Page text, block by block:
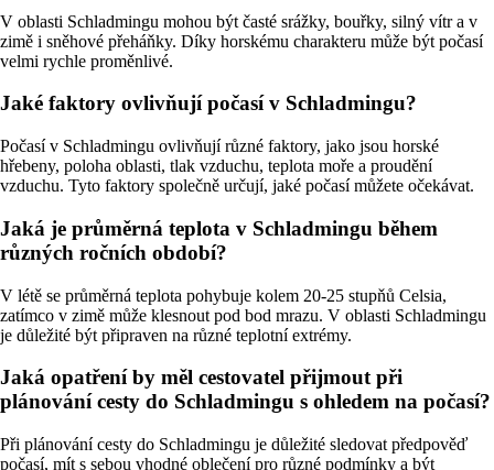
V oblasti Schladmingu mohou být časté srážky, bouřky, silný vítr a v
zimě i sněhové přeháňky. Díky horskému charakteru může být počasí
velmi rychle proměnlivé.
Jaké faktory ovlivňují počasí v Schladmingu?
Počasí v Schladmingu ovlivňují různé faktory, jako jsou horské
hřebeny, poloha oblasti, tlak vzduchu, teplota moře a proudění
vzduchu. Tyto faktory společně určují, jaké počasí můžete očekávat.
Jaká je průměrná teplota v Schladmingu během
různých ročních období?
V létě se průměrná teplota pohybuje kolem 20-25 stupňů Celsia,
zatímco v zimě může klesnout pod bod mrazu. V oblasti Schladmingu
je důležité být připraven na různé teplotní extrémy.
Jaká opatření by měl cestovatel přijmout při
plánování cesty do Schladmingu s ohledem na počasí?
Při plánování cesty do Schladmingu je důležité sledovat předpověď
počasí, mít s sebou vhodné oblečení pro různé podmínky a být